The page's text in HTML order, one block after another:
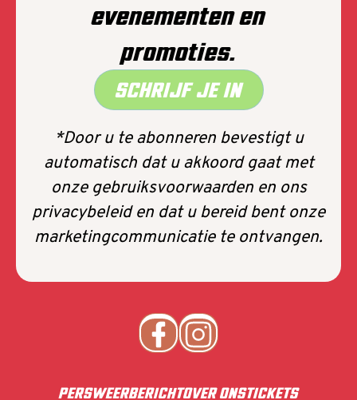
evenementen en
promoties.
SCHRIJF JE IN
*Door u te abonneren bevestigt u
automatisch dat u akkoord gaat met
onze gebruiksvoorwaarden en ons
privacybeleid en dat u bereid bent onze
marketingcommunicatie te ontvangen.
PERSWEERBERICHTOVER ONSTICKETS